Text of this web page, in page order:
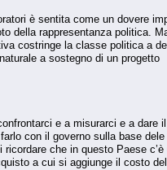
è sentita come un dovere
della rappresentanza politica.
costringe la classe politica a
a sostegno di un progetto
e a misurarci e a dare
con il governo sulla base dele
che in questo Paese
a cui si aggiunge il costo